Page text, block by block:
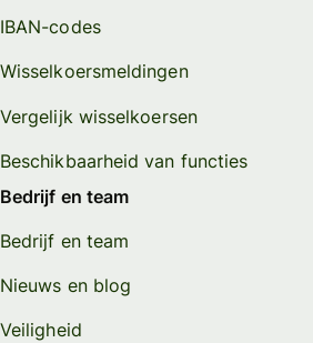
IBAN-codes
Wisselkoersmeldingen
Vergelijk wisselkoersen
Beschikbaarheid van functies
Bedrijf en team
Bedrijf en team
Nieuws en blog
Veiligheid